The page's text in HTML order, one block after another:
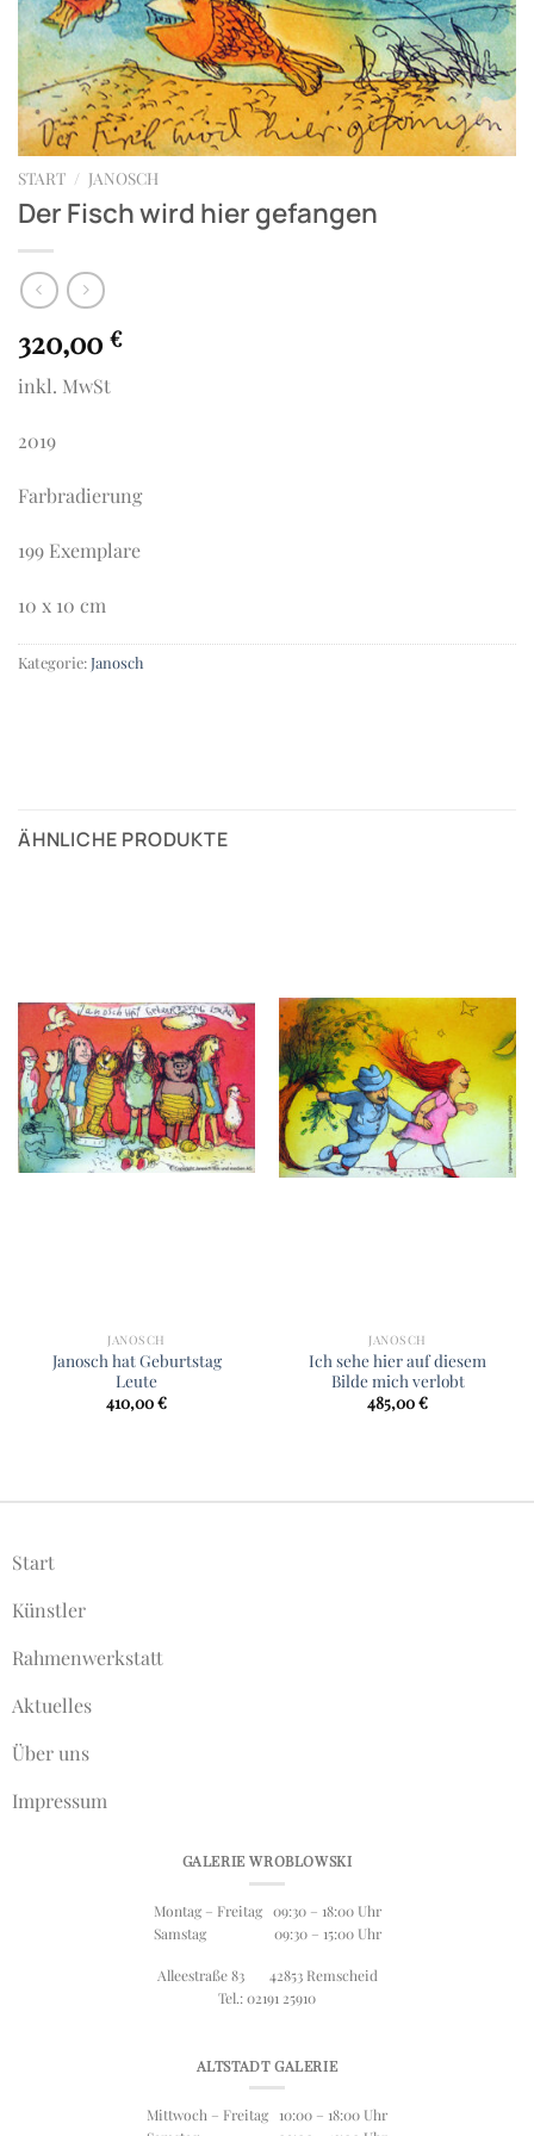
START / JANOSCH
Der Fisch wird hier gefangen
320,00 €
inkl. MwSt
2019
Farbradierung
199 Exemplare
10 x 10 cm
Kategorie:Janosch
ÄHNLICHE PRODUKTE
JANOSCH
Janosch hat Geburtstag
Leute
410,00€
JANOSCH
Ich sehe hier auf diesem
Bilde mich verlobt
485,00€
Start
Künstler
Rahmenwerkstatt
Aktuelles
Über uns
Impressum
GALERIE WROBLOWSKI
Montag – Freitag 09:30 – 18:00 Uhr
Samstag 09:30 – 15:00 Uhr
Alleestraße 83 42853 Remscheid
Tel.: 02191 25910
ALTSTADT GALERIE
Mittwoch – Freitag 10:00 – 18:00 Uhr